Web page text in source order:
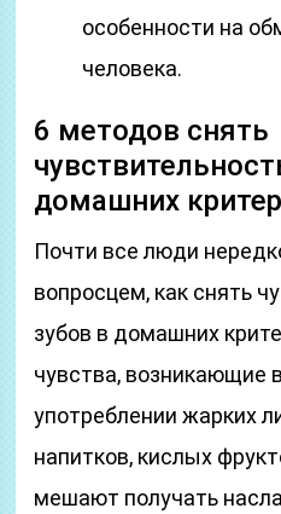
особенности на
человека.
6 методов снять
домашних
Почти все люди
вопросцем, как снять
зубов в домашних
чувства, возникающие
употреблении жарких
напитков, кислых
мешают получать